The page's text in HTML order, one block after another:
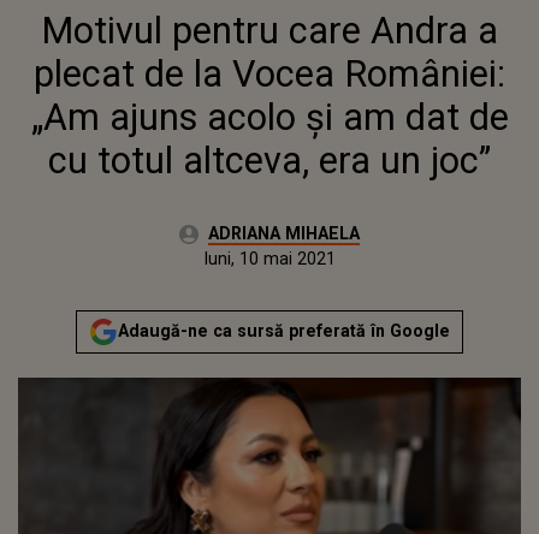
A PLECAT DE LA VOCEA
ROMÂNIEI: „AM AJUNS ACOLO
ȘI AM DAT DE CU TOTUL
ALTCEVA, ERA UN JOC”
Motivul pentru care Andra a
plecat de la Vocea României:
„Am ajuns acolo și am dat de
cu totul altceva, era un joc”
Autor:ADRIANA MIHAELA
Actualizat:
luni, 10 mai 2021
Adaugă-ne ca sursă preferată în Google